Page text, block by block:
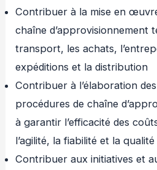
Contribuer à la mise en
chaîne d’approvisionnement
transport, les achats,
expéditions et la distribution
Contribuer à l’élaboration
procédures de chaîne
à garantir l’efficacité des
l’agilité, la fiabilité et la qualité
Contribuer aux initiatives et